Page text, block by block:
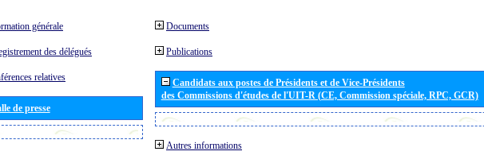
générale
des délégués
relatives
de presse
Documents
Publications
Candidats aux postes de Présidents et de Vice-Présidents
des Commissions d'études de l'UIT-R (CE, Commission spéciale, RPC, GCR)
Autres informations